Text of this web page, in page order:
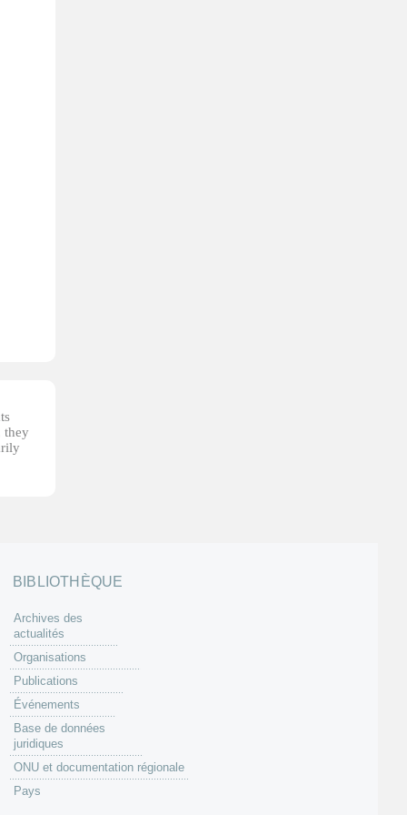
they
BIBLIOTHÈQUE
Archives des
actualités
Organisations
Publications
Événements
Base de données
juridiques
ONU et documentation régionale
Pays